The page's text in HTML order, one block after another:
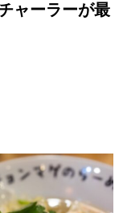
ャーラーが最